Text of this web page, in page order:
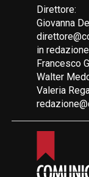
Direttore:
Giovanna
in
Francesco
Walter
Valeria